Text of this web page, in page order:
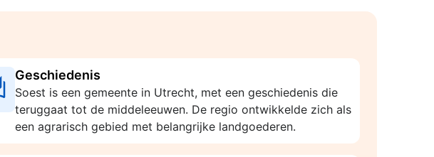
Geschiedenis
Soest is een gemeente in Utrecht, met een geschiedenis die
teruggaat tot de middeleeuwen. De regio ontwikkelde zich als
een agrarisch gebied met belangrijke landgoederen.